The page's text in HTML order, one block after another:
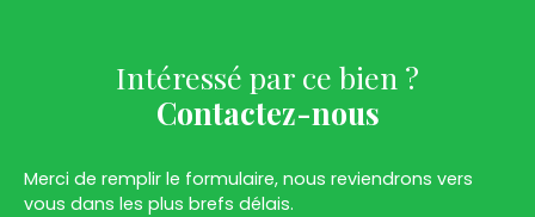
Intéressé par ce bien ?
Contactez-nous
Merci de remplir le formulaire, nous reviendrons vers
vous dans les plus brefs délais.